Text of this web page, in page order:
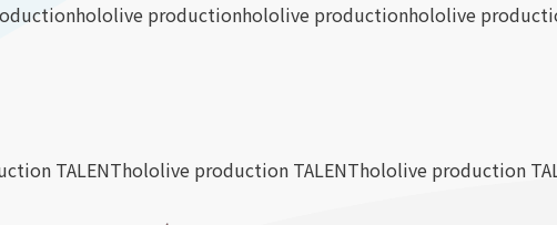
hololive productionhololive productionhololive
TALENThololive production TALENThololive production